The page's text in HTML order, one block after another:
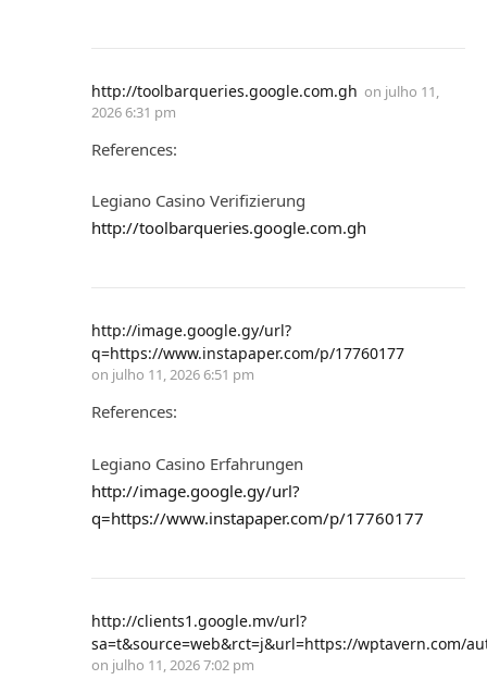
http://toolbarqueries.google.com.gh on julho 11,
2026 6:31 pm
References:
Legiano Casino Verifizierung
http://toolbarqueries.google.com.gh
http://image.google.gy/url?
q=https://www.instapaper.com/p/17760177
on julho 11, 2026 6:51 pm
References:
Legiano Casino Erfahrungen
http://image.google.gy/url?
q=https://www.instapaper.com/p/17760177
http://clients1.google.mv/url?
sa=t&source=web&rct=j&url=https://wptavern.com/
on julho 11, 2026 7:02 pm